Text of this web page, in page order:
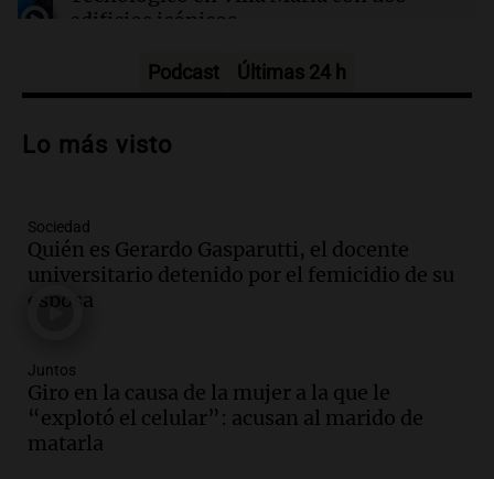
mexicanos a EE. UU.: causas y consecuencias
edificios icónicos
Audio.Polémica en el fútbol argentino:
controvertidos
Audio.
para modificar proyecto de propiedad
privada en el Senado Nacional
Panorama Federal
Audio.
contrato entre cooperativa argentina y
Huawei en Neuquén
Panorama Federal
Podcast Últimas 24 h
Lo más visto
Sociedad
Quién es Gerardo Gasparutti, el docente
universitario detenido por el femicidio de su
esposa
Juntos
Giro en la causa de la mujer a la que le
“explotó el celular”: acusan al marido de
matarla